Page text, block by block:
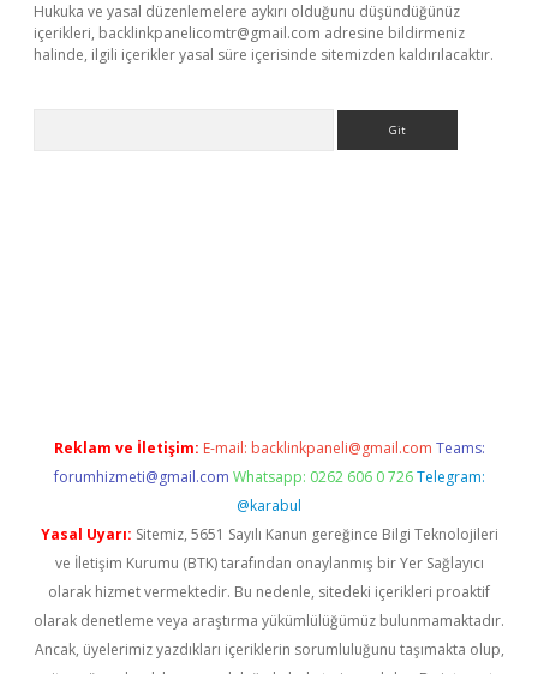
Hukuka ve yasal düzenlemelere aykırı olduğunu düşündüğünüz
içerikleri, backlinkpanelicomtr@gmail.com adresine bildirmeniz
halinde, ilgili içerikler yasal süre içerisinde sitemizden kaldırılacaktır.
Reklam ve İletişim: E-mail: backlinkpaneli@gmail.com Teams:
forumhizmeti@gmail.com Whatsapp: 0262 606 0 726 Telegram:
@karabul
Yasal Uyarı: Sitemiz, 5651 Sayılı Kanun gereğince Bilgi Teknolojileri
ve İletişim Kurumu (BTK) tarafından onaylanmış bir Yer Sağlayıcı
olarak hizmet vermektedir. Bu nedenle, sitedeki içerikleri proaktif
olarak denetleme veya araştırma yükümlülüğümüz bulunmamaktadır.
Ancak, üyelerimiz yazdıkları içeriklerin sorumluluğunu taşımakta olup,